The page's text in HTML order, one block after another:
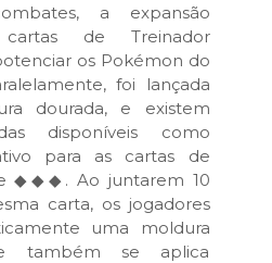
a expansão
de Treinador
os Pokémon do
foi lançada
dourada, e existem
disponíveis como
para as cartas de
◆◆◆. Ao juntarem 10
carta, os jogadores
uma moldura
também se aplica